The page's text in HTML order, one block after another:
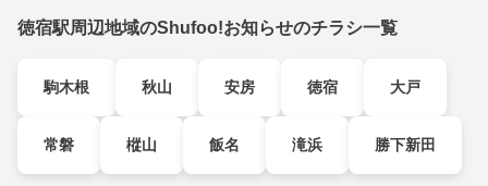
徳宿駅周辺地域のShufoo!お知らせのチラシ一覧
駒木根 秋山 安房 徳宿 大戸
常磐 樅山 飯名 滝浜 勝下新田